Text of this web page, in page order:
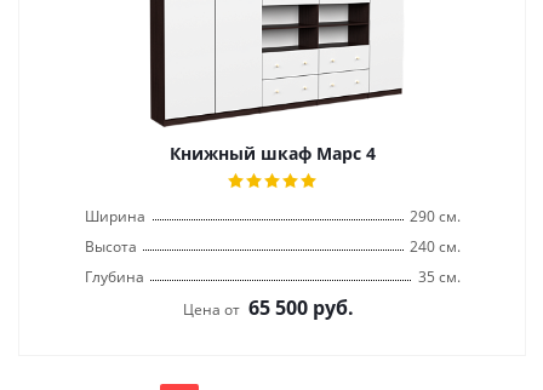
Книжный шкаф Марс 4
Ширина
290 см.
Высота
240 см.
Глубина
35 см.
Цена от 65 500 руб.